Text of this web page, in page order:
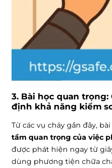
3. Bài học quan
định khả năng kiểm
Từ các vụ cháy gần đây,
tầm quan trọng của việc
được phát hiện ngay từ
dùng phương tiện chữa